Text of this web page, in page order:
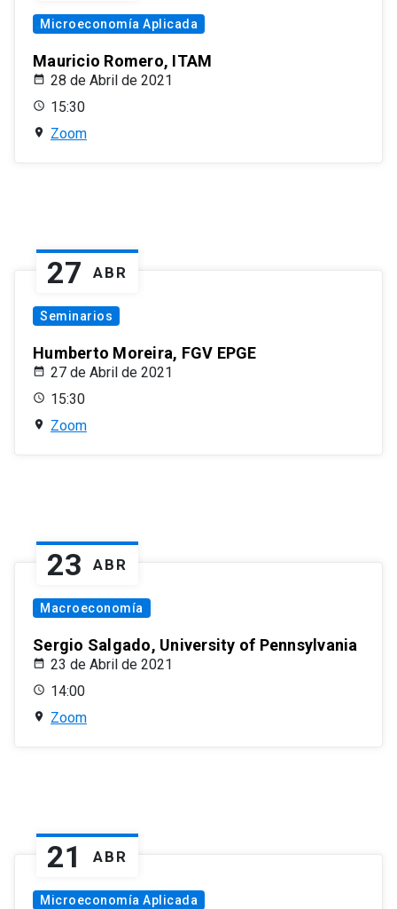
Microeconomía Aplicada
Mauricio Romero, ITAM
28 de Abril de 2021
15:30
Zoom
27 ABR
Seminarios
Humberto Moreira, FGV EPGE
27 de Abril de 2021
15:30
Zoom
23 ABR
Macroeconomía
Sergio Salgado, University of Pennsylvania
23 de Abril de 2021
14:00
Zoom
21 ABR
Microeconomía Aplicada